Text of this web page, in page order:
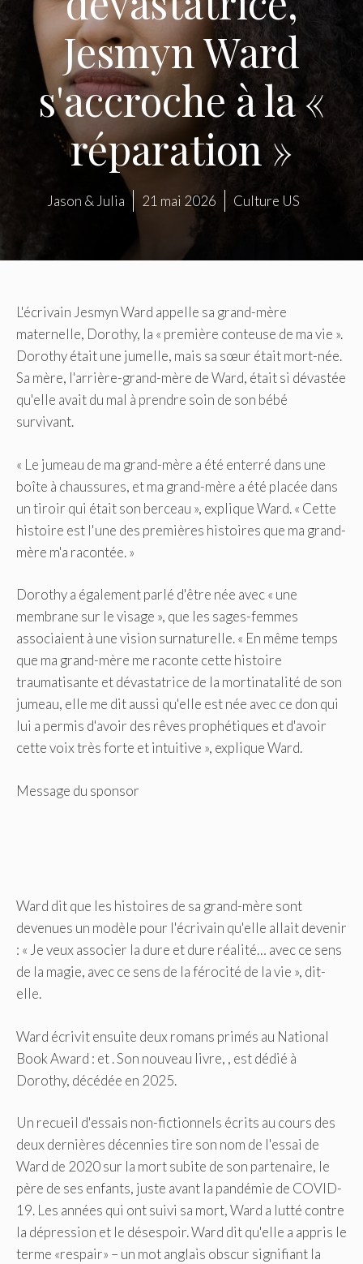
Jesmyn Ward
s'accroche à la «
réparation »
Jason & Julia 21 mai 2026 Culture US
L'écrivain Jesmyn Ward appelle sa grand-mère
maternelle, Dorothy, la « première conteuse de ma vie ».
Dorothy était une jumelle, mais sa sœur était mort-née.
Sa mère, l'arrière-grand-mère de Ward, était si dévastée
qu'elle avait du mal à prendre soin de son bébé
survivant.
« Le jumeau de ma grand-mère a été enterré dans une
boîte à chaussures, et ma grand-mère a été placée dans
un tiroir qui était son berceau », explique Ward. « Cette
histoire est l'une des premières histoires que ma grand-
mère m'a racontée. »
Dorothy a également parlé d'être née avec « une
membrane sur le visage », que les sages-femmes
associaient à une vision surnaturelle. « En même temps
que ma grand-mère me raconte cette histoire
traumatisante et dévastatrice de la mortinatalité de son
jumeau, elle me dit aussi qu'elle est née avec ce don qui
lui a permis d'avoir des rêves prophétiques et d'avoir
cette voix très forte et intuitive », explique Ward.
Message du sponsor
Ward dit que les histoires de sa grand-mère sont
devenues un modèle pour l'écrivain qu'elle allait devenir
: « Je veux associer la dure et dure réalité… avec ce sens
de la magie, avec ce sens de la férocité de la vie », dit-
elle.
Ward écrivit ensuite deux romans primés au National
Book Award : et . Son nouveau livre, , est dédié à
Dorothy, décédée en 2025.
Un recueil d'essais non-fictionnels écrits au cours des
deux dernières décennies tire son nom de l'essai de
Ward de 2020 sur la mort subite de son partenaire, le
père de ses enfants, juste avant la pandémie de COVID-
19. Les années qui ont suivi sa mort, Ward a lutté contre
la dépression et le désespoir. Ward dit qu'elle a appris le
terme «respair» – un mot anglais obscur signifiant la